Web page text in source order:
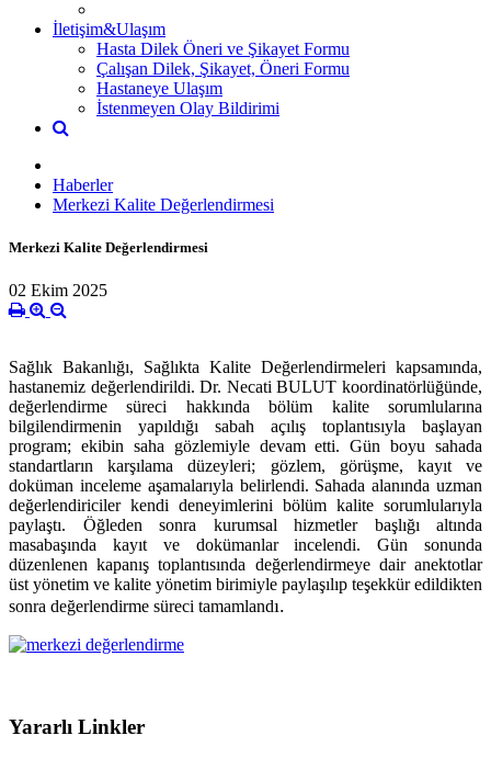
İletişim&Ulaşım
Hasta Dilek Öneri ve Şikayet Formu
Çalışan Dilek, Şikayet, Öneri Formu
Hastaneye Ulaşım
İstenmeyen Olay Bildirimi
Haberler
Merkezi Kalite Değerlendirmesi
Merkezi Kalite Değerlendirmesi
02 Ekim 2025
Sağlık Bakanlığı, Sağlıkta Kalite Değerlendirmeleri kapsamında,
hastanemiz değerlendirildi. Dr. Necati BULUT koordinatörlüğünde,
değerlendirme süreci hakkında bölüm kalite sorumlularına
bilgilendirmenin yapıldığı sabah açılış toplantısıyla başlayan
program; ekibin saha gözlemiyle devam etti. Gün boyu sahada
standartların karşılama düzeyleri; gözlem, görüşme, kayıt ve
doküman inceleme aşamalarıyla belirlendi. Sahada alanında uzman
değerlendiriciler kendi deneyimlerini bölüm kalite sorumlularıyla
paylaştı. Öğleden sonra kurumsal hizmetler başlığı altında
masabaşında kayıt ve dokümanlar incelendi. Gün sonunda
düzenlenen kapanış toplantısında değerlendirmeye dair anektotlar
üst yönetim ve kalite yönetim birimiyle paylaşılıp teşekkür edildikten
sonra değerlendirme süreci tamamlandı.
Yararlı Linkler